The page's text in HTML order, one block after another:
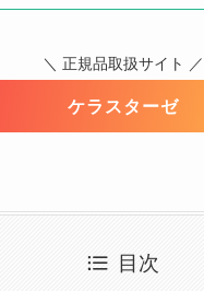
＼ 正規品取扱サイト ／
ケラスターゼ
目次